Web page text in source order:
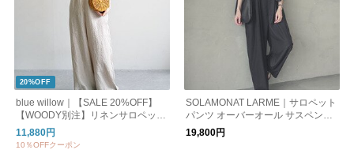
20%OFF
blue willow｜【SALE 20%OFF】
【WOODY別注】リネンサロペット
レディース オールインワン ボトム
ス 09fup14907
11,880円
10％OFFクーポン
SOLAMONAT LARME｜サロペット
パンツ オーバーオール サスペンダ
ーパンツ オールインワン smlm-sp
19,800円